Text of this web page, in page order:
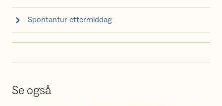
Spontantur ettermiddag
Se også